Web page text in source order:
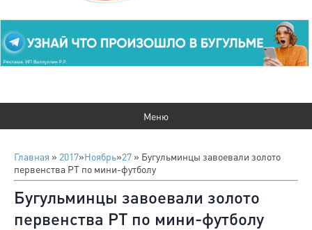
Главная » 2017»Ноябрь»27 » Бугульминцы завоевали золото
первенства РТ по мини-футболу
Бугульминцы завоевали золото
первенства РТ по мини-футболу